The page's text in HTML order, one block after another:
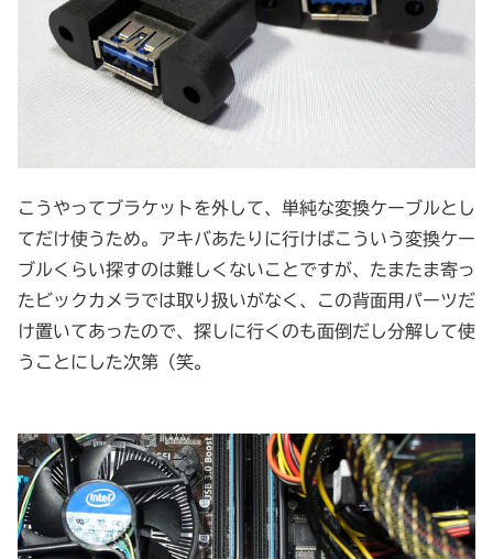
こうやってブラケットを外して、単純な変換ケーブルとし
てだけ使うため。アキバあたりに行けばこういう変換ケー
ブルくらい探すのは難しくないことですが、たまたま寄っ
たビックカメラでは取り扱いがなく、この背面用パーツだ
け置いてあったので、探しに行くのも面倒だし分解して使
うことにした次第（笑。